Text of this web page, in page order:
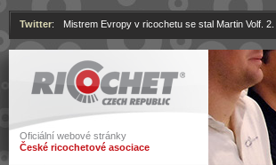
Ricochet
Oficiální webové stránky
České ricochetové asociace
Twitter: Mistrem Evropy v ricochetu se stal Martin Volf.